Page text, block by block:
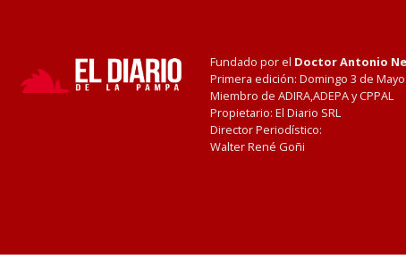
Fundado por el Doctor Antonio
Primera edición: Domingo 3 de
Miembro de ADIRA,ADEPA y CPPAL
Propietario: El Diario SRL
Director Periodístico:
Walter René Goñi